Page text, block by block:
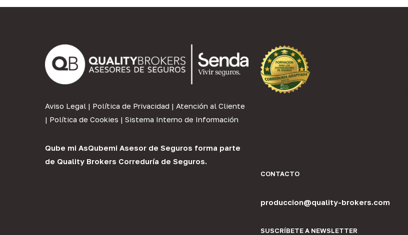
Aviso Legal | Política de Privacidad | Atención al Cliente
| Política de Cookies | Sistema Interno de Información
Qube mi AsQubemi Asesor de Seguros forma parte
de Quality Brokers Correduría de Seguros.
CONTACTO
produccion@quality-brokers.com
SUSCRÍBETE A NEWSLETTER